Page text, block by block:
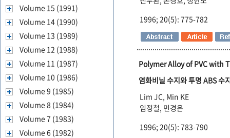
Volume 15 (1991)
Volume 14 (1990)
Volume 13 (1989)
Volume 12 (1988)
Volume 11 (1987)
Volume 10 (1986)
Volume 9 (1985)
Volume 8 (1984)
Volume 7 (1983)
Volume 6 (1982)
1996; 20(5): 775-782
Polymer Alloy of PVC with
염화비닐 수지와 투명 ABS 수
Lim JC, Min KE
임정철, 민경은
1996; 20(5): 783-790